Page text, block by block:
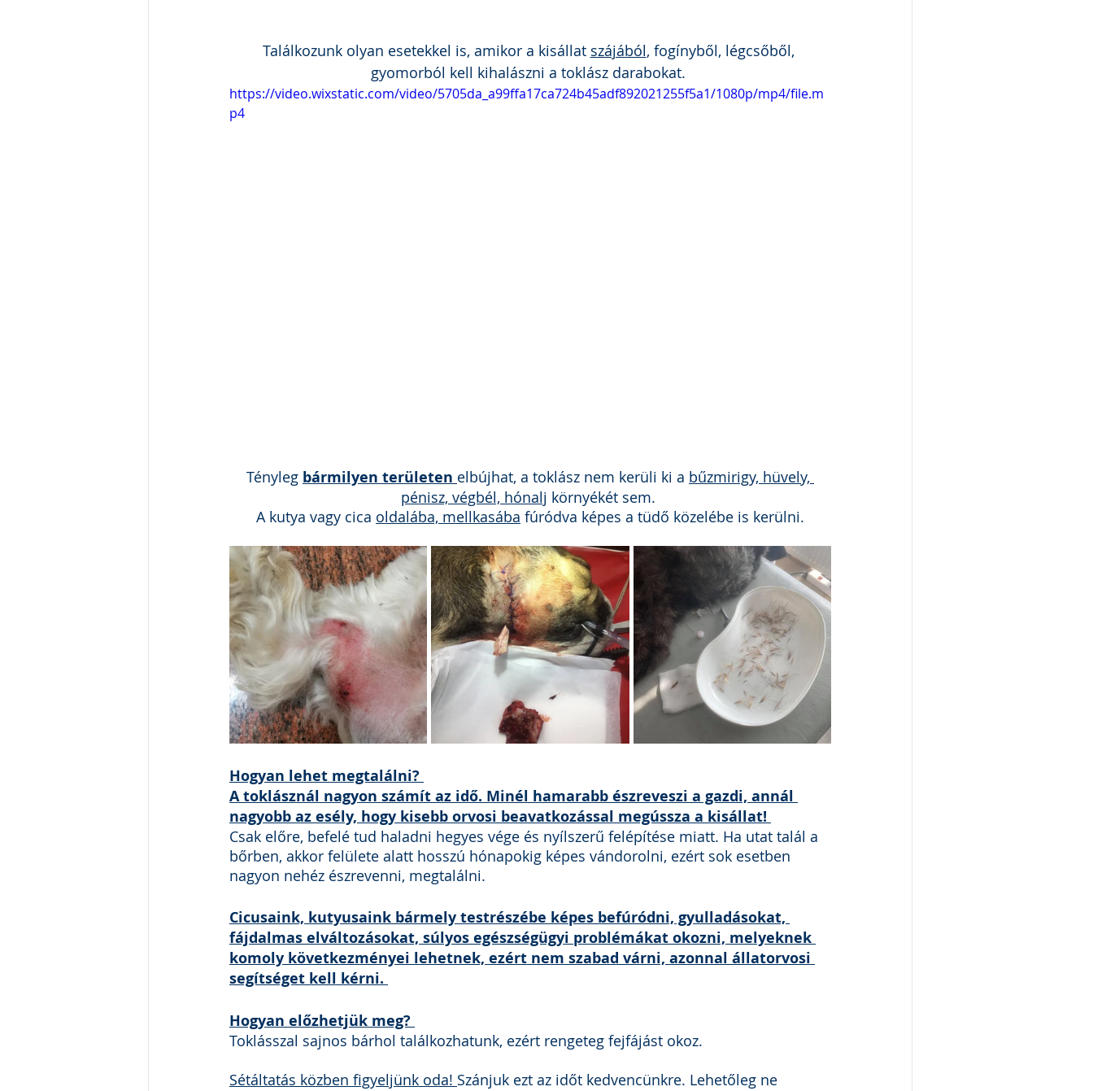
Találkozunk olyan esetekkel is, amikor a kisállat szájából, fogínyből, légcsőből,
gyomorból kell kihalászni a toklász darabokat.
https://video.wixstatic.com/video/5705da_a99ffa17ca724b45adf892021255f5a1/1080p/mp4/file.m
p4
Tényleg bármilyen területen elbújhat, a toklász nem kerüli ki a bűzmirigy, hüvely,
pénisz, végbél, hónalj környékét sem.
A kutya vagy cica oldalába, mellkasába fúródva képes a tüdő közelébe is kerülni.
Hogyan lehet megtalálni?
A toklásznál nagyon számít az idő. Minél hamarabb észreveszi a gazdi, annál
nagyobb az esély, hogy kisebb orvosi beavatkozással megússza a kisállat!
Csak előre, befelé tud haladni hegyes vége és nyílszerű felépítése miatt. Ha utat talál a
bőrben, akkor felülete alatt hosszú hónapokig képes vándorolni, ezért sok esetben
nagyon nehéz észrevenni, megtalálni.
Cicusaink, kutyusaink bármely testrészébe képes befúródni, gyulladásokat,
fájdalmas elváltozásokat, súlyos egészségügyi problémákat okozni, melyeknek
komoly következményei lehetnek, ezért nem szabad várni, azonnal állatorvosi
segítséget kell kérni.
Hogyan előzhetjük meg?
Toklásszal sajnos bárhol találkozhatunk, ezért rengeteg fejfájást okoz.
Sétáltatás közben figyeljünk oda! Szánjuk ezt az időt kedvencünkre. Lehetőleg ne